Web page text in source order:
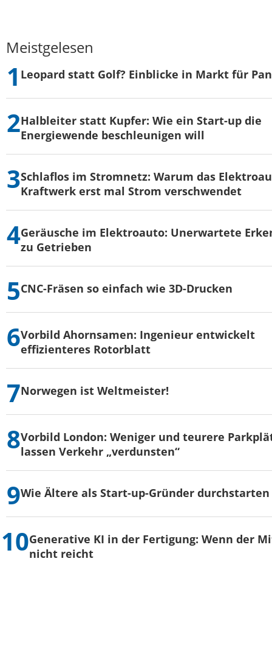
Meistgelesen
Leopard statt Golf? Einblicke in Markt für
Halbleiter statt Kupfer: Wie ein Start-up die
Energiewende beschleunigen will
Schlaflos im Stromnetz: Warum das
Kraftwerk erst mal Strom verschwendet
Geräusche im Elektroauto: Unerwartete
zu Getrieben
CNC-Fräsen so einfach wie 3D-Drucken
Vorbild Ahornsamen: Ingenieur entwickelt
effizienteres Rotorblatt
Norwegen ist Weltmeister!
Vorbild London: Weniger und teurere
lassen Verkehr „verdunsten“
Wie Ältere als Start-up-Gründer durchstarten
Generative KI in der Fertigung: Wenn der
nicht reicht